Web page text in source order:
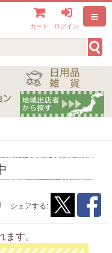
カート ログイン
シェアする:
す。